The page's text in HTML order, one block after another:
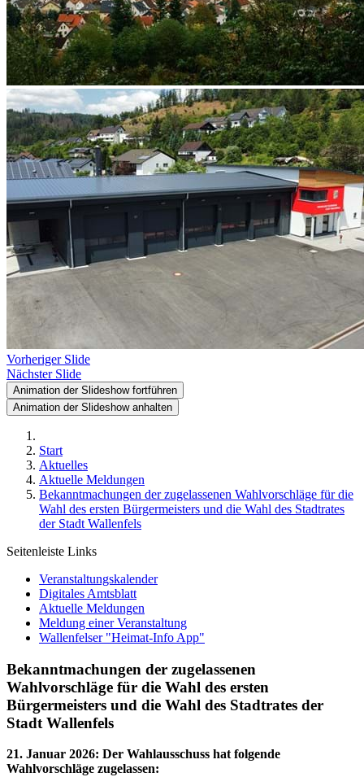
Vorheriger Slide
Nächster Slide
Animation der Slideshow fortführen
Animation der Slideshow anhalten
Start
Aktuelles
Aktuelle Meldungen
Bekanntmachungen der zugelassenen Wahlvorschläge für die
Wahl des ersten Bürgermeisters und die Wahl des Stadtrates
der Stadt Wallenfels
Seitenleiste Links
Veranstaltungskalender
Digitales Amtsblatt
Aktuelle Meldungen
Meldung einer Veranstaltung
Wallenfelser "Heimat-Info App"
Bekanntmachungen der zugelassenen
Wahlvorschläge für die Wahl des ersten
Bürgermeisters und die Wahl des Stadtrates der
Stadt Wallenfels
21. Januar 2026: Der Wahlausschuss hat folgende
Wahlvorschläge zugelassen: